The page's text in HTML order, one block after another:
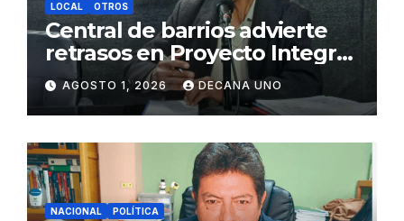
LOCAL OTROS
Central de barrios advierte
retrasos en Proyecto Integral
de Agua y Alcantarillado para
Juliaca
AGOSTO 1, 2026 DECANA UNO
NACIONAL POLÍTICA